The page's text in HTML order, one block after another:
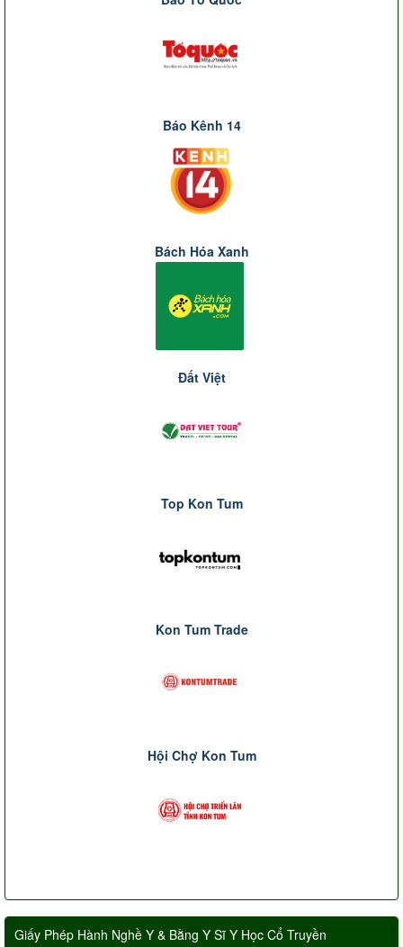
Báo Kênh 14
Bách Hóa Xanh
Đất Việt
Top Kon Tum
Kon Tum Trade
Hội Chợ Kon Tum
Giấy Phép Hành Nghề Y & Bằng Y Sĩ Y Học Cổ Truyền